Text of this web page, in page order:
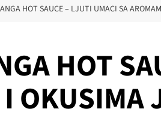
HOT SAUCE – LJUTI UMACI SA
HOT
OKUSIMA